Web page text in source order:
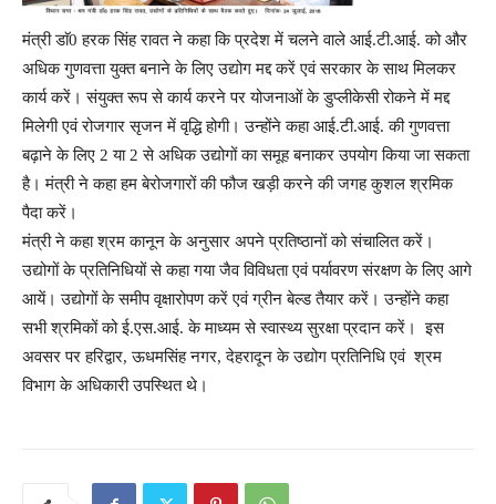
मंत्री डाॅ0 हरक सिंह रावत ने कहा कि प्रदेश में चलने वाले आई.टी.आई. को और
अधिक गुणवत्ता युक्त बनाने के लिए उद्योग मद्द करें एवं सरकार के साथ मिलकर
कार्य करें। संयुक्त रूप से कार्य करने पर योजनाओं के डुप्लीकेसी रोकने में मद्द
मिलेगी एवं रोजगार सृजन में वृद्धि होगी। उन्होंने कहा आई.टी.आई. की गुणवत्ता
बढ़ाने के लिए 2 या 2 से अधिक उद्योगों का समूह बनाकर उपयोग किया जा सकता
है। मंत्री ने कहा हम बेरोजगारों की फौज खड़ी करने की जगह कुशल श्रमिक
पैदा करें।
मंत्री ने कहा श्रम कानून के अनुसार अपने प्रतिष्ठानों को संचालित करें।
उद्योगों के प्रतिनिधियों से कहा गया जैव विविधता एवं पर्यावरण संरक्षण के लिए आगे
आयें। उद्योगों के समीप वृक्षारोपण करें एवं ग्रीन बेल्ड तैयार करें। उन्होंने कहा
सभी श्रमिकों को ई.एस.आई. के माध्यम से स्वास्थ्य सुरक्षा प्रदान करें। इस
अवसर पर हरिद्वार, ऊधमसिंह नगर, देहरादून के उद्योग प्रतिनिधि एवं श्रम
विभाग के अधिकारी उपस्थित थे।